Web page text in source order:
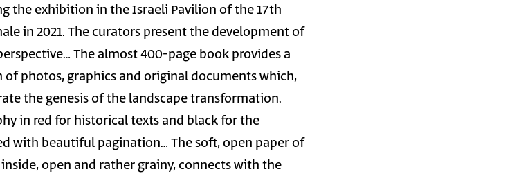
the exhibition in the Israeli Pavilion of the 17th
in 2021. The curators present the development of
The almost 400-page book provides a
photos, graphics and original documents which,
the genesis of the landscape transformation.
in red for historical texts and black for the
with beautiful pagination… The soft, open paper of
open and rather grainy, connects with the